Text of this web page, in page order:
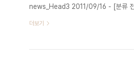
news_Head3 2011/09/16 - [분류 전
만 언급 [원문] 2011/09/15 - [위키리
위키리크스 한국전문 2011/09/..
더보기